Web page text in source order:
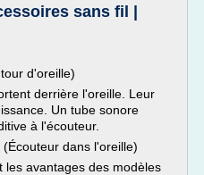
sans fil |
d'oreille)
derrière l'oreille. Leur
Un tube sonore
à l'écouteur.
dans l'oreille)
les avantages des modèles